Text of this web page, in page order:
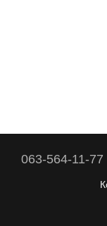
063-564-11-77